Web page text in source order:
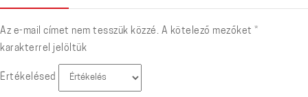
Az e-mail címet nem tesszük közzé. A kötelező mezőket *
karakterrel jelöltük
Értékelésed